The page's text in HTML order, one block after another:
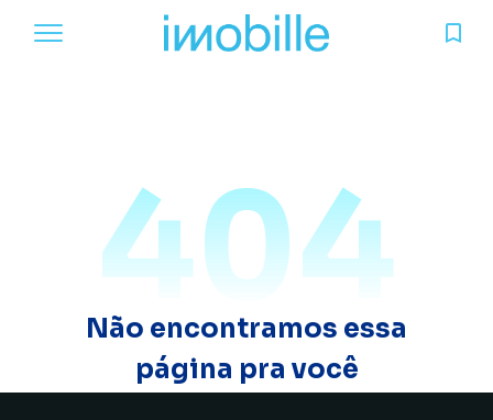
404
Não encontramos essa
página pra você